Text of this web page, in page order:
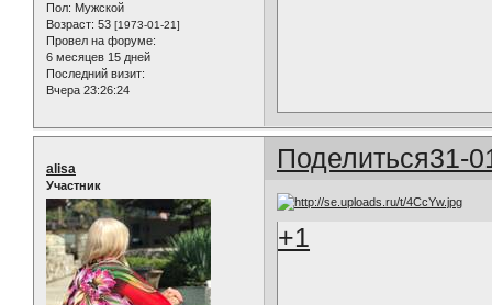
Пол: Мужской
Возраст: 53 [1973-01-21]
Провел на форуме:
6 месяцев 15 дней
Последний визит:
Вчера 23:26:24
Поделиться31-
alisa
Участник
+1